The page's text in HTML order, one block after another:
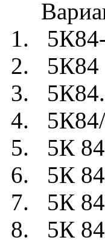
1.
2. 5К84
3.
4.
5. 5К
6. 5К
7. 5К
8. 5К